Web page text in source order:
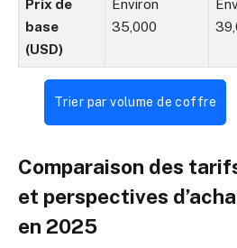
Tableau comparatif des
Prix de
base
(USD)
Environ
35,000
Trier par volume de coffre
Comparaison des
et perspectives
en 2025